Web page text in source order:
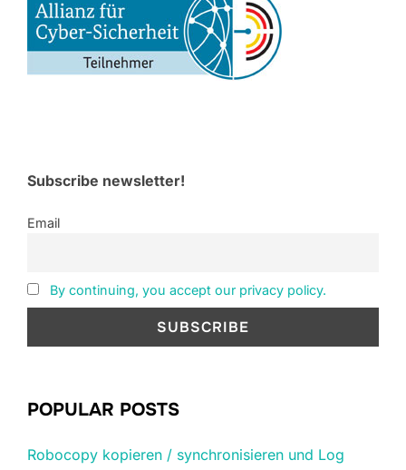
Subscribe newsletter!
Email
By continuing, you accept our privacy policy.
POPULAR POSTS
Robocopy kopieren / synchronisieren und Log